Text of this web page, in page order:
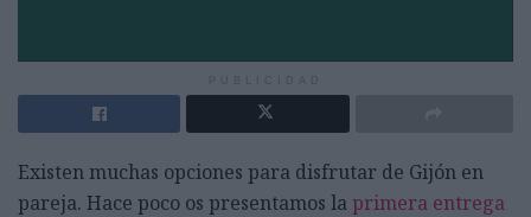
Existen muchas opciones para disfrutar de Gijón en
pareja. Hace poco os presentamos laprimera entrega